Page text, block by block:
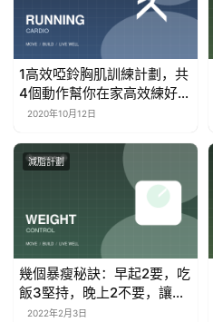
1高效啞鈴胸肌訓練計劃，共
4個動作幫你在家高效練好胸
肌2020年10月12日
減脂計劃
幾個暴瘦秘訣：早起2要，吃
飯3堅持，晚上2不要，讓你
快速下來
2022年2月3日